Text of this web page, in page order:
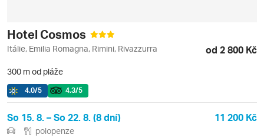
Hotel Cosmos
Itálie, Emilia Romagna, Rimini, Rivazzurra od 2 800 Kč
300 m od pláže
4.0/5 4.3/5
So 15. 8. – So 22. 8. (8 dní) 11 200 Kč
polopenze